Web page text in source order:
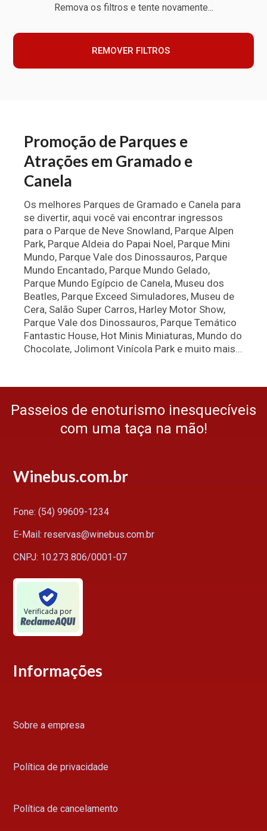
Remova os filtros e tente novamente...
REMOVER FILTROS
Promoção de Parques e
Atrações em Gramado e
Canela
Os melhores Parques de Gramado e Canela para
se divertir, aqui você vai encontrar ingressos
para o Parque de Neve Snowland, Parque Alpen
Park, Parque Aldeia do Papai Noel, Parque Mini
Mundo, Parque Vale dos Dinossauros, Parque
Mundo Encantado, Parque Mundo Gelado,
Parque Mundo Egípcio de Canela, Museu dos
Beatles, Parque Exceed Simuladores, Museu de
Cera, Salão Super Carros, Harley Motor Show,
Parque Vale dos Dinossauros, Parque Temático
Fantastic House, Hot Minis Miniaturas, Mundo do
Chocolate, Jolimont Vinícola Park e muito mais...
Passeios de enoturismo inesquecíveis
com uma taça na mão!
Winebus.com.br
Fone: (54) 99609-1234
E-Mail: reservas@winebus.com.br
CNPJ: 10.273.806/0001-07
Verificada por
Informações
Sobre a empresa
Política de privacidade
Política de cancelamento